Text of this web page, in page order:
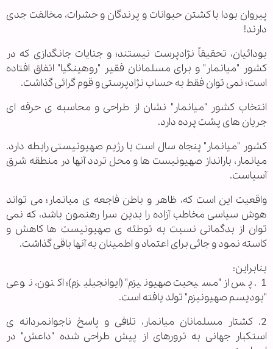
پیروان بودا با کشتن حیوانات و پرندگان و حشرات، مخالفت جدی
دارند!
بودائیان، تحقیقاً نژادپرست نیستند؛ و جنایات جانگدازی که در
کشور "میانمار" و برای مسلمانان فقیر "روهینگیا" اتفاق افتاده
است؛ نمی توان فقط به حساب نژادپرستی و قوم گرائی گذاشت.
انتخاب کشور "میانمار" نشان از طراحی و محاسبه ی حرفه ای
جریان های پشت پرده دارد.
کشور "میانمار" پنجاه سال است با رژیم صهیونیستی رابطه دارد.
میانمار، بارانداز صهیونیست ها و محل تردد آنها در منطقه شرق
آسیاست.
واقعیت این است که، ظاهر و باطن فاجعه ی میانمار؛ می تواند
هوش سیاسی مخاطب آزاده را بدین سرا رهنمون باشد، که نمی
توان از بدگمانی نسبت به توطئه ی صهیونیست ها کاهش و
کاسته نمود و جائی برای اعتماد و اطمینان به آنها باقی گذاشت.
بنابراین:
1. پس از "مسیحیت صهیونیزم" (ایوانجیلیزم)؛ اکنون، نوعی
"بودیسم صهیونیزم" تولد یافته است.
2. کشتار مسلمانان میانمار، تلافی و پاسخ ناجوانمردانه ی
استکبار جهانی به ترورهای از پیش طراحی شده "داعش" در